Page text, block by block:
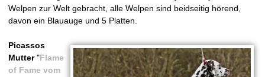
Welpen zur Welt gebracht, alle Welpen sind beidseitig hörend,
davon ein Blauauge und 5 Platten.
Picassos
Mutter"Flame
of Fame vom